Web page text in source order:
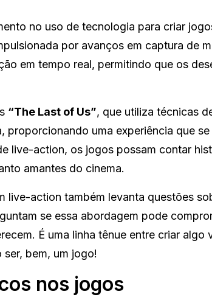
no uso de tecnologia para criar
por avanços em captura de
em tempo real, permitindo que os
“The Last of Us”, que utiliza técnicas
proporcionando uma experiência que
live-action, os jogos possam contar
amantes do cinema.
live-action também levanta questões
se essa abordagem pode
É uma linha tênue entre criar algo
bem, um jogo!
nos jogos